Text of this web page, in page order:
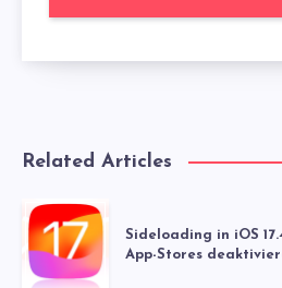
Related Articles
Sideloading in iOS
App-Stores